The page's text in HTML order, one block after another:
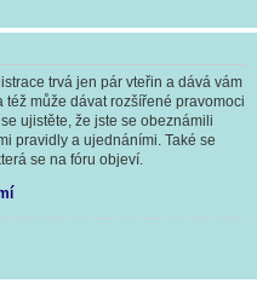
trvá jen pár vteřin a dává vám
též může dávat rozšířené pravomoci
ujistěte, že jste se obeznámili
pravidly a ujednáními. Také se
se na fóru objeví.